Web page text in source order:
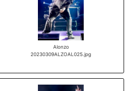
Alonzo
20230309ALZOAL025.jpg